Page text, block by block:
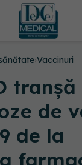
›Vaccinuri
de
de la